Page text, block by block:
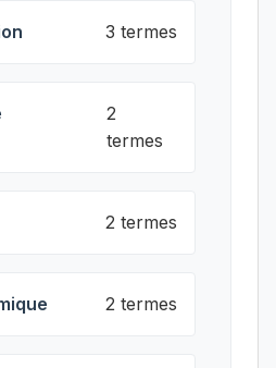
3 termes
2
termes
2 termes
2 termes